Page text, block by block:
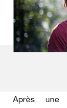
Après